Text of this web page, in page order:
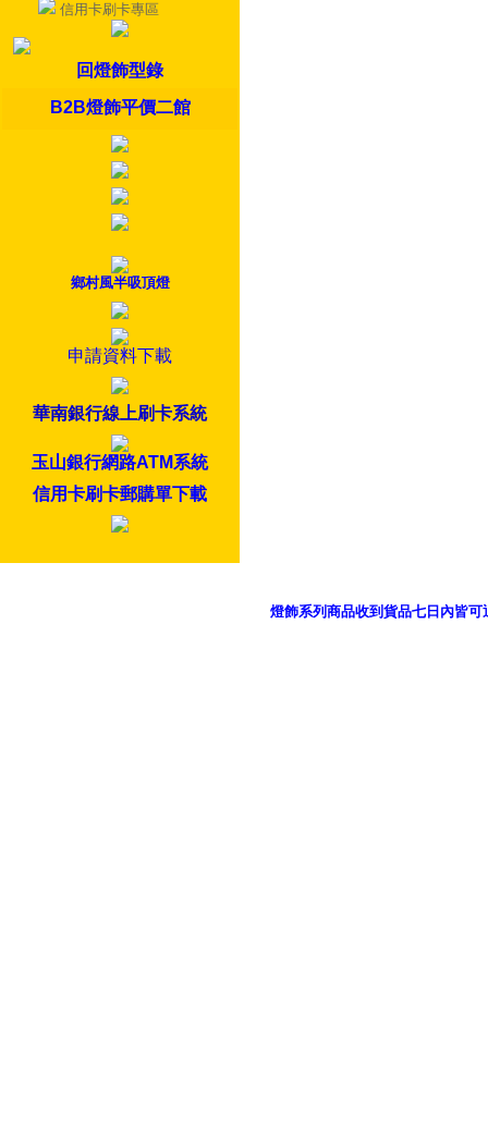
信用卡刷卡專區
回燈飾型錄
B2B燈飾平價二館
鄉村風半吸頂燈
申請資料下載
華南銀行線上刷卡系統
玉山銀行網路ATM系統
信用卡刷卡郵購單下載
燈飾系列商品收到貨品七日內皆